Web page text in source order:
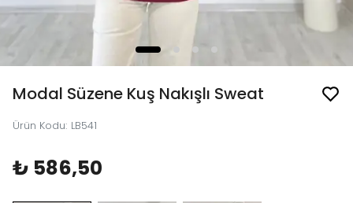
Modal Süzene Kuş Nakışlı Sweat
Ürün Kodu: LB541
₺ 586,50